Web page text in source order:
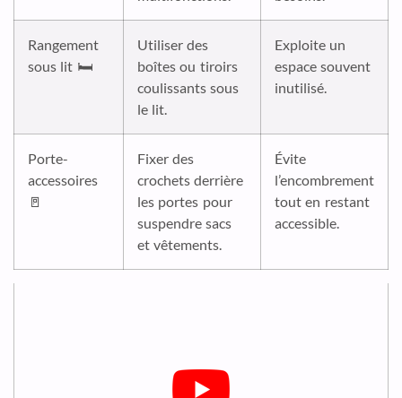
Rangement
sous lit 🛏️
Utiliser des
boîtes ou tiroirs
coulissants sous
le lit.
Exploite un
espace souvent
inutilisé.
Porte-
accessoires
🚪
Fixer des
crochets derrière
les portes pour
suspendre sacs
et vêtements.
Évite
l’encombrement
tout en restant
accessible.